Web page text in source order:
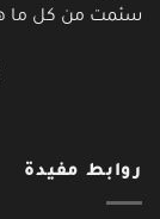
سئمت من كل ما
روابط مفيدة